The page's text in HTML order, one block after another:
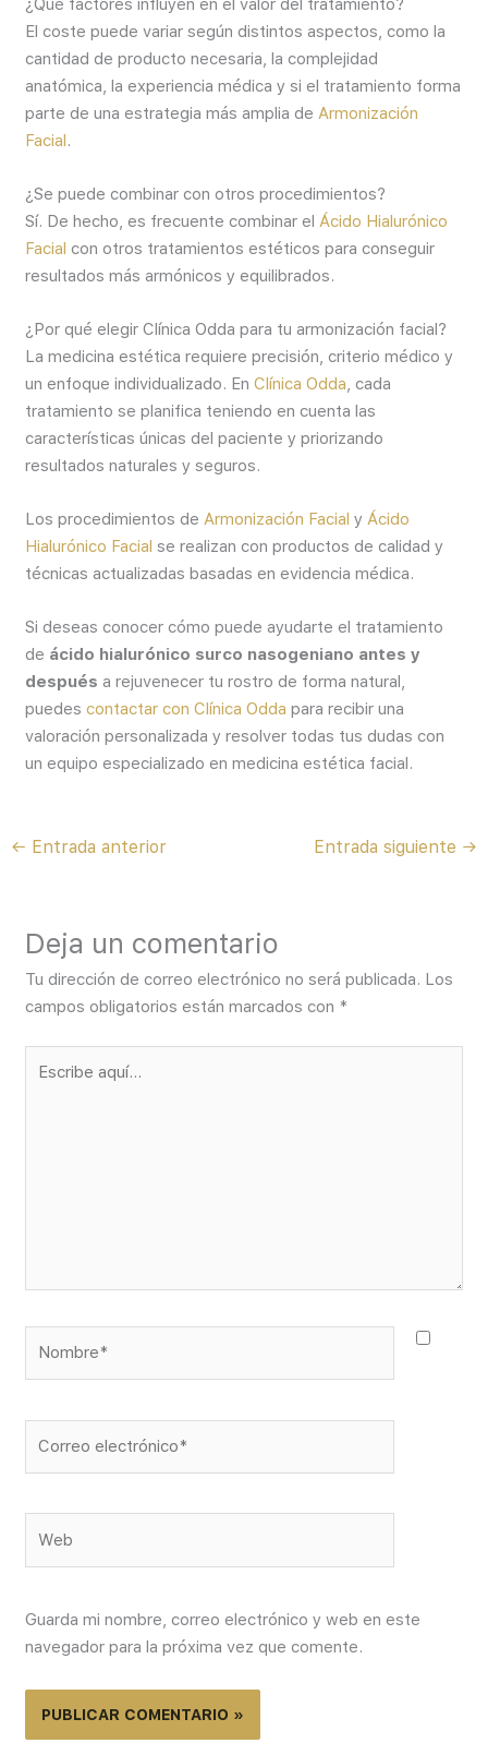
¿Qué factores influyen en el valor del tratamiento?
El coste puede variar según distintos aspectos, como la
cantidad de producto necesaria, la complejidad
anatómica, la experiencia médica y si el tratamiento forma
parte de una estrategia más amplia deArmonización
Facial.
¿Se puede combinar con otros procedimientos?
Sí. De hecho, es frecuente combinar elÁcido Hialurónico
Facial con otros tratamientos estéticos para conseguir
resultados más armónicos y equilibrados.
¿Por qué elegir Clínica Odda para tu armonización facial?
La medicina estética requiere precisión, criterio médico y
un enfoque individualizado. EnClínica Odda, cada
tratamiento se planifica teniendo en cuenta las
características únicas del paciente y priorizando
resultados naturales y seguros.
Los procedimientos deArmonización Facial yÁcido
Hialurónico Facial se realizan con productos de calidad y
técnicas actualizadas basadas en evidencia médica.
Si deseas conocer cómo puede ayudarte el tratamiento
de ácido hialurónico surco nasogeniano antes y
después a rejuvenecer tu rostro de forma natural,
puedescontactar con Clínica Odda para recibir una
valoración personalizada y resolver todas tus dudas con
un equipo especializado en medicina estética facial.
← Entrada anterior Entrada siguiente →
Deja un comentario
Tu dirección de correo electrónico no será publicada. Los
campos obligatorios están marcados con *
Guarda mi nombre, correo electrónico y web en este
navegador para la próxima vez que comente.